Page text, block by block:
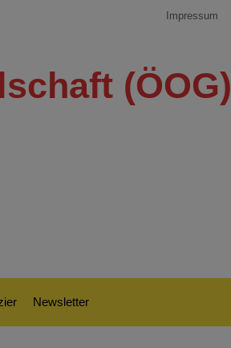
Impressum
(ÖOG)
Newsletter